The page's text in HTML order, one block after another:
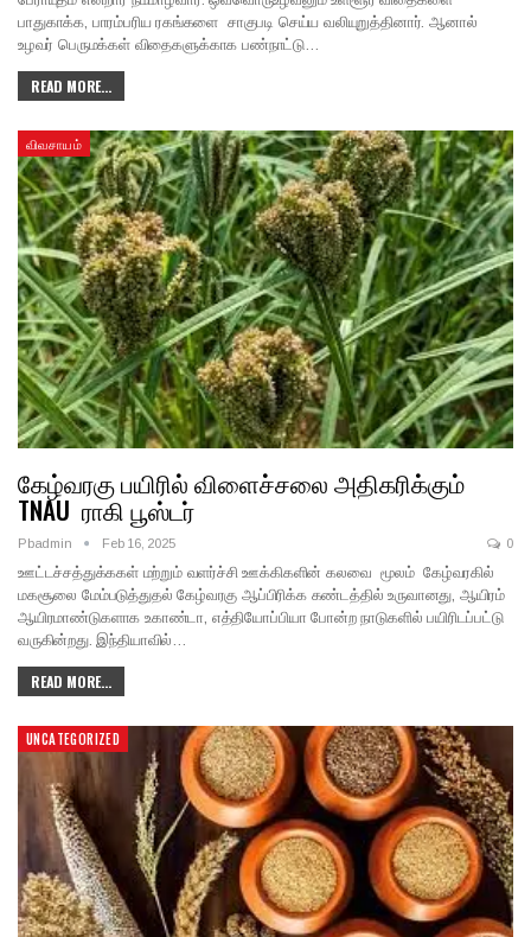
பாதுகாக்க, பாரம்பரிய ரகங்களை சாகுபடி செய்ய வலியுறுத்தினார். ஆனால்
உழவர் பெருமக்கள் விதைகளுக்காக பண்நாட்டு…
READ MORE...
விவசாயம்
கேழ்வரகு பயிரில் விளைச்சலை அதிகரிக்கும்
TNAU ராகி பூஸ்டர்
Pbadmin Feb 16, 2025 0
ஊட்டச்சத்துக்ககள் மற்றும் வளர்ச்சி ஊக்கிகளின் கலவை மூலம் கேழ்வரகில்
மகசூலை மேம்படுத்துதல் கேழ்வரகு ஆப்பிரிக்க கண்டத்தில் உருவானது, ஆயிரம்
ஆயிரமாண்டுகளாக உகாண்டா, எத்தியோப்பியா போன்ற நாடுகளில் பயிரிடப்பட்டு
வருகின்றது. இந்தியாவில்…
READ MORE...
UNCATEGORIZED